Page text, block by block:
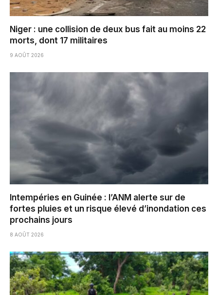
Niger : une collision de deux bus fait au moins 22
morts, dont 17 militaires
9 AOÛT 2026
Intempéries en Guinée : l’ANM alerte sur de
fortes pluies et un risque élevé d’inondation ces
prochains jours
8 AOÛT 2026